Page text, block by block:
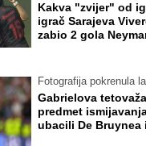
Kakva "zvijer" od
igrač Sarajeva
zabio 2 gola
Fotografija pokrenula
Gabrielova
predmet
ubacili De